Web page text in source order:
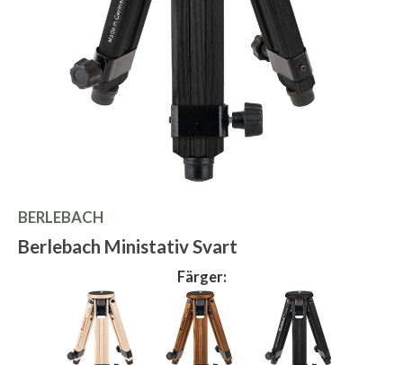
BERLEBACH
Berlebach Ministativ Svart
Färger: